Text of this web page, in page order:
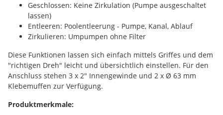
Geschlossen: Keine Zirkulation (Pumpe ausgeschaltet
lassen)
Entleeren: Poolentleerung - Pumpe, Kanal, Ablauf
Zirkulieren: Umpumpen ohne Filter
Diese Funktionen lassen sich einfach mittels Griffes und dem
"richtigen Dreh" leicht und übersichtlich einstellen. Für den
Anschluss stehen 3 x 2" Innengewinde und 2 x Ø 63 mm
Klebemuffen zur Verfügung.
Produktmerkmale: